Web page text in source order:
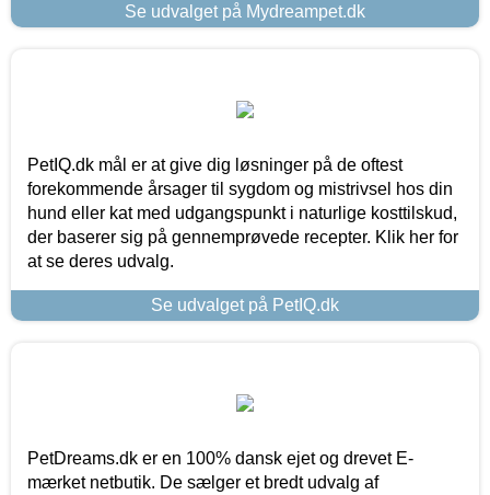
Se udvalget på Mydreampet.dk
PetIQ.dk mål er at give dig løsninger på de oftest
forekommende årsager til sygdom og mistrivsel hos din
hund eller kat med udgangspunkt i naturlige kosttilskud,
der baserer sig på gennemprøvede recepter. Klik her for
at se deres udvalg.
Se udvalget på PetIQ.dk
PetDreams.dk er en 100% dansk ejet og drevet E-
mærket netbutik. De sælger et bredt udvalg af